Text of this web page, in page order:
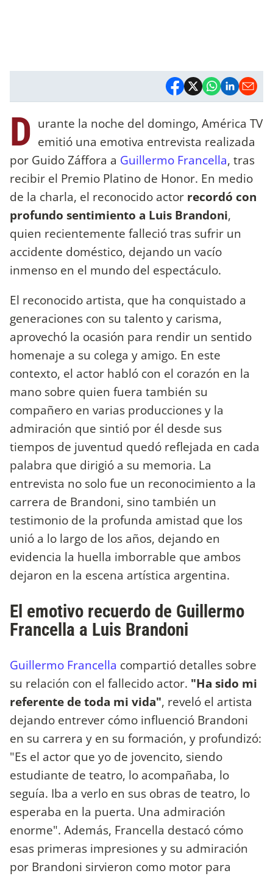
D urante la noche del domingo, América TV
emitió una emotiva entrevista realizada
por Guido Záffora a Guillermo Francella, tras
recibir el Premio Platino de Honor. En medio
de la charla, el reconocido actor recordó con
profundo sentimiento a Luis Brandoni,
quien recientemente falleció tras sufrir un
accidente doméstico, dejando un vacío
inmenso en el mundo del espectáculo.
El reconocido artista, que ha conquistado a
generaciones con su talento y carisma,
aprovechó la ocasión para rendir un sentido
homenaje a su colega y amigo. En este
contexto, el actor habló con el corazón en la
mano sobre quien fuera también su
compañero en varias producciones y la
admiración que sintió por él desde sus
tiempos de juventud quedó reflejada en cada
palabra que dirigió a su memoria. La
entrevista no solo fue un reconocimiento a la
carrera de Brandoni, sino también un
testimonio de la profunda amistad que los
unió a lo largo de los años, dejando en
evidencia la huella imborrable que ambos
dejaron en la escena artística argentina.
El emotivo recuerdo de Guillermo
Francella a Luis Brandoni
Guillermo Francella compartió detalles sobre
su relación con el fallecido actor. "Ha sido mi
referente de toda mi vida", reveló el artista
dejando entrever cómo influenció Brandoni
en su carrera y en su formación, y profundizó:
"Es el actor que yo de jovencito, siendo
estudiante de teatro, lo acompañaba, lo
seguía. Iba a verlo en sus obras de teatro, lo
esperaba en la puerta. Una admiración
enorme". Además, Francella destacó cómo
esas primeras impresiones y su admiración
por Brandoni sirvieron como motor para